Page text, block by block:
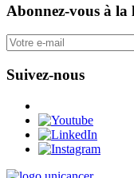
Abonnez-vous à la
Suivez-nous